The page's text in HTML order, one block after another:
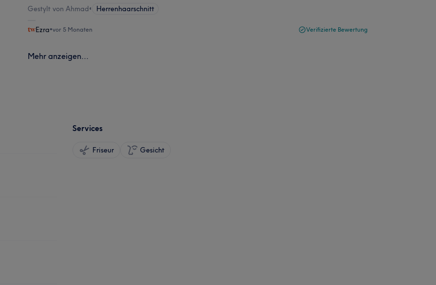
Gestylt von Ahmad• Herrenhaarschnitt
Ezra•vor 5 Monaten Verifizierte Bewertung
Mehr anzeigen...
Services
Friseur Gesicht